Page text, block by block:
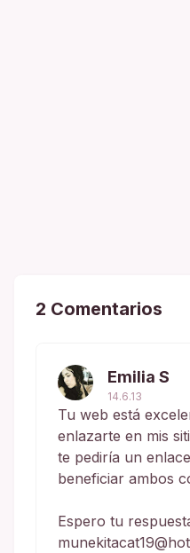
2 Comentarios
Emilia S
14.6.13
Tu web está
enlazarte en mis
te pediría un
beneficiar ambos
Espero tu